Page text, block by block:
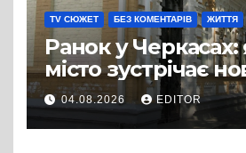
TV СЮЖЕТ БЕЗ КОМЕНТАРІВ ЖИТТЯ
Ранок у
місто зустрічає
04.08.2026 EDITOR